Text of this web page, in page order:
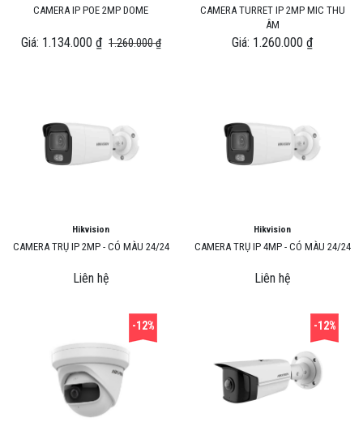
CAMERA IP POE 2MP DOME
Giá: 1.134.000 ₫ 1.260.000 ₫
CAMERA TURRET IP 2MP MIC THU
ÂM
Giá: 1.260.000 ₫
Hikvision
CAMERA TRỤ IP 2MP - CÓ MÀU 24/24
Liên hệ
Hikvision
CAMERA TRỤ IP 4MP - CÓ MÀU 24/24
Liên hệ
-12% -12%